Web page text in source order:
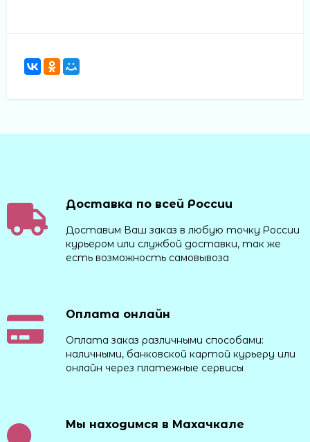
Доставка по всей России
Доставим Ваш заказ в любую точку России
курьером или службой доставки, так же
есть возможность самовывоза
Оплата онлайн
Оплата заказ различными способами:
наличными, банковской картой курьеру или
онлайн через платежные сервисы
Мы находимся в Махачкале